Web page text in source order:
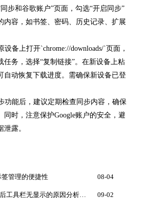
步和谷歌账户”页面，勾选“开启同步”
内容，如书签、密码、历史记录、扩展
备上打开`chrome://downloads/`页面，
任务，选择“复制链接”。在新设备上粘
自动恢复下载进度。需确保新设备已登
功能后，建议定期检查同步内容，确保
同时，注意保护Google账户的安全，避
露。
管理的便捷性 08-04
谷歌浏览器插件加载后工具栏无显示的原因分析与恢复 09-02